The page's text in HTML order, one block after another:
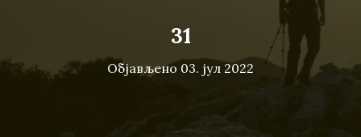
31
Објављено 03. јул 2022